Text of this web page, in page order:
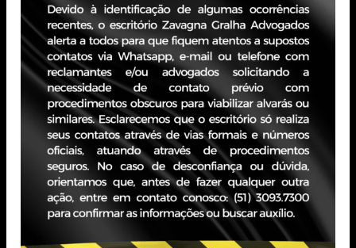
Fevereiro/2025
PORTO ALEGRE - RS
Edifício JBZ
Av. Carlos Gomes, 400 - Boa Vista, 10° andar
CEP 90480-900
+55 51 3093.7300